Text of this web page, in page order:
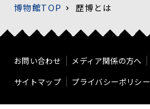
博物館TOP 歴博とは
お問い合わせ メディア関係の方へ
サイトマップ
プライバシーポリシー